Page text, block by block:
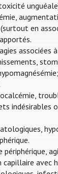
en
avec